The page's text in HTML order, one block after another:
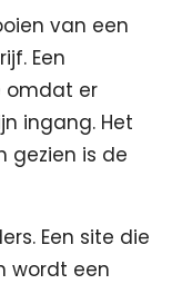
van een
Een
omdat er
ingang. Het
gezien is de
Een site die
wordt een